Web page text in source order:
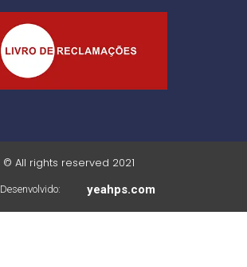
© All rights reserved 2021
Desenvolvido: yeahps.com